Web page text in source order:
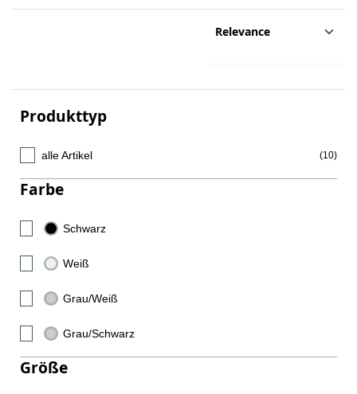
Produkttyp
alle Artikel (10)
Farbe
Schwarz
Weiß
Grau/Weiß
Grau/Schwarz
Größe